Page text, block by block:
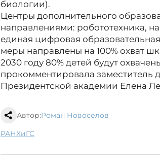
биологии).
Центры дополнительного
направлениями: робототехника,
единая цифровая
меры направлены на 100% охват
2030 году 80% детей будут
прокомментировала заместитель
Президентской академии Елена
Автор:Роман Новоселов
РАНХиГС